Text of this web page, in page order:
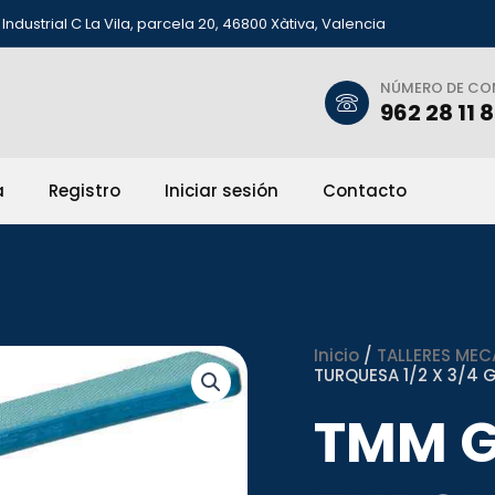
C La Vila, parcela 20, 46800 Xàtiva, Valencia
NÚMERO DE
962 28 11
Registro Iniciar sesión Contacto
Inicio / TALLERES
TURQUESA 1/2 X 3/4
TMM